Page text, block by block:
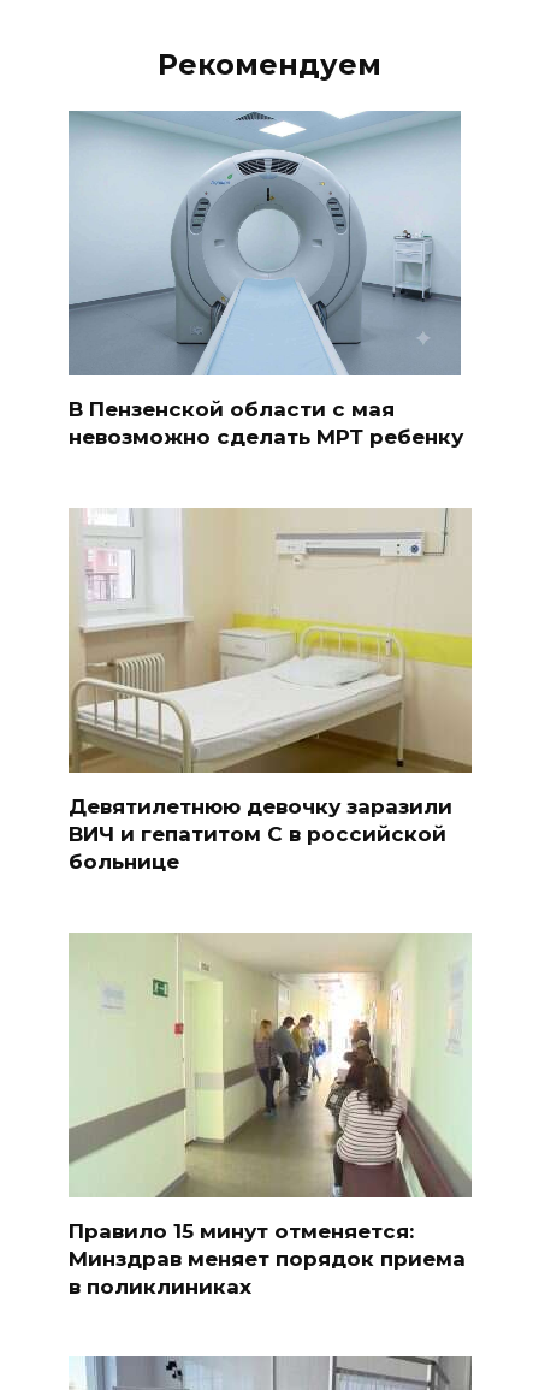
Рекомендуем
В Пензенской области с мая
невозможно сделать МРТ ребенку
Девятилетнюю девочку заразили
ВИЧ и гепатитом С в российской
больнице
Правило 15 минут отменяется:
Минздрав меняет порядок приема
в поликлиниках